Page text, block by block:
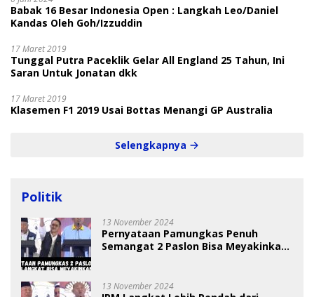
Babak 16 Besar Indonesia Open : Langkah Leo/Daniel
Kandas Oleh Goh/Izzuddin
17 Maret 2019
Tunggal Putra Paceklik Gelar All England 25 Tahun, Ini
Saran Untuk Jonatan dkk
17 Maret 2019
Klasemen F1 2019 Usai Bottas Menangi GP Australia
Selengkapnya
Politik
13 November 2024
Pernyataan Pamungkas Penuh
Semangat 2 Paslon Bisa Meyakinkan
13 November 2024